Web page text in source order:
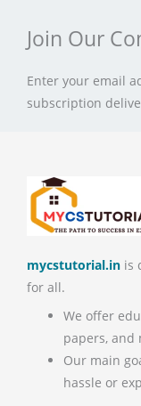
Join Our
Enter your email
subscription
mycstutorial.in is
for all.
We offer
papers, and
Our main
hassle or